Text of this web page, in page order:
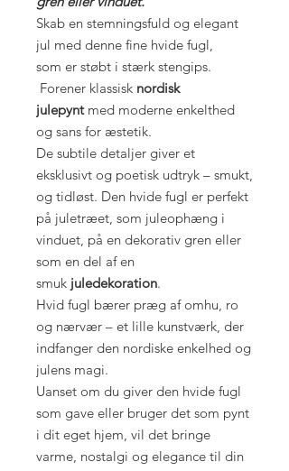
Skab en stemningsfuld og elegant
jul med denne fine hvide fugl,
som er støbt i stærk stengips.
Forener klassisk nordisk
julepyntmed moderne enkelthed
og sans for æstetik.
De subtile detaljer giver et
eksklusivt og poetisk udtryk – smukt,
og tidløst. Den hvide fugl er perfekt
på juletræet, som juleophæng i
vinduet, på en dekorativ gren eller
som en del af en
smuk juledekoration.
Hvid fugl bærer præg af omhu, ro
og nærvær – et lille kunstværk, der
indfanger den nordiske enkelhed og
julens magi.
Uanset om du giver den hvide fugl
som gave eller bruger det som pynt
i dit eget hjem, vil det bringe
varme, nostalgi og elegance til din